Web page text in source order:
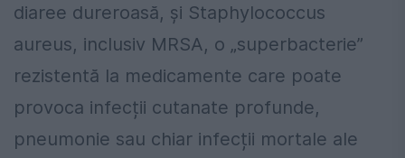
diaree dureroasă, și Staphylococcus
aureus, inclusiv MRSA, o „superbacterie”
rezistentă la medicamente care poate
provoca infecții cutanate profunde,
pneumonie sau chiar infecții mortale ale